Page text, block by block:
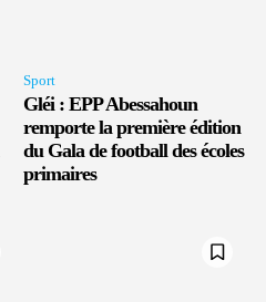
Sport
Gléi : EPP Abessahoun
remporte la première édition
du Gala de football des écoles
primaires